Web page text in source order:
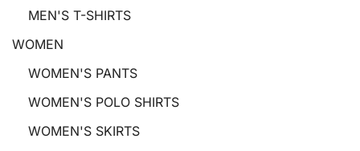
MEN'S T-SHIRTS
WOMEN
WOMEN'S PANTS
WOMEN'S POLO SHIRTS
WOMEN'S SKIRTS